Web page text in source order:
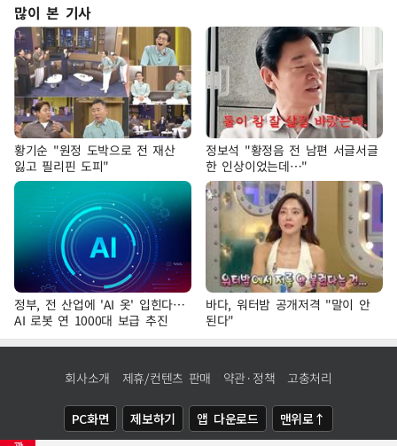
많이 본 기사
황기순 "원정 도박으로 전 재산
잃고 필리핀 도피"
정보석 "황정음 전 남편 서글서글
한 인상이었는데…"
정부, 전 산업에 'AI 옷' 입힌다…
AI 로봇 연 1000대 보급 추진
바다, 워터밤 공개저격 "말이 안
된다"
회사소개 제휴/컨텐츠 판매 약관·정책 고충처리
PC화면 제보하기 앱 다운로드 맨위로↑